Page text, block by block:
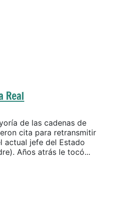
Real
de las cadenas de
cita para retransmitir
actual jefe del Estado
Años atrás le tocó...